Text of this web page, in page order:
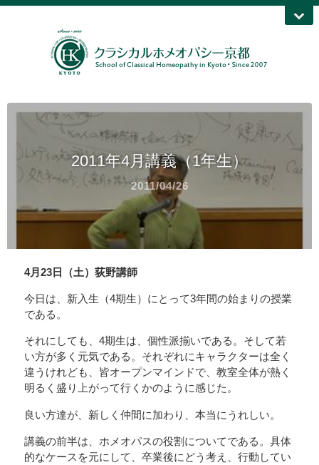
2011年4月講義（1年生）
2011/04/26
4月23日（土）荻野講師
今日は、新入生（4期生）にとって3年間の始まりの授業
である。
それにしても、4期生は、個性派揃いである。そして若
い方が多く元気である。それぞれにキャラクターは全く
違うけれども、皆オープンマインドで、教室全体が熱く
明るく盛り上がって行くかのように感じた。
良い方達が、新しく仲間に加わり、本当にうれしい。
講義の前半は、ホメオパスの役割についてである。具体
的なケースを元にして、卒業後にどう考え、行動してい